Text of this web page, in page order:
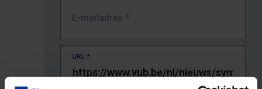
E-mailadres *
URL *